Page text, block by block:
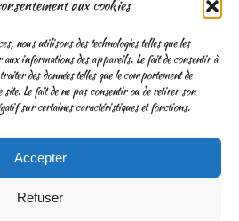
aux cookies
nous utilisons des technologies telles que les
informations des appareils. Le fait de consentir à
des données telles que le comportement de
Le fait de ne pas consentir ou de retirer son
sur certaines caractéristiques et fonctions.
Accepter
Refuser
service possible.Lisez notre politique de
CGV
des données personnelles